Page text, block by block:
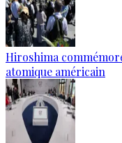
Hiroshima
atomique américain